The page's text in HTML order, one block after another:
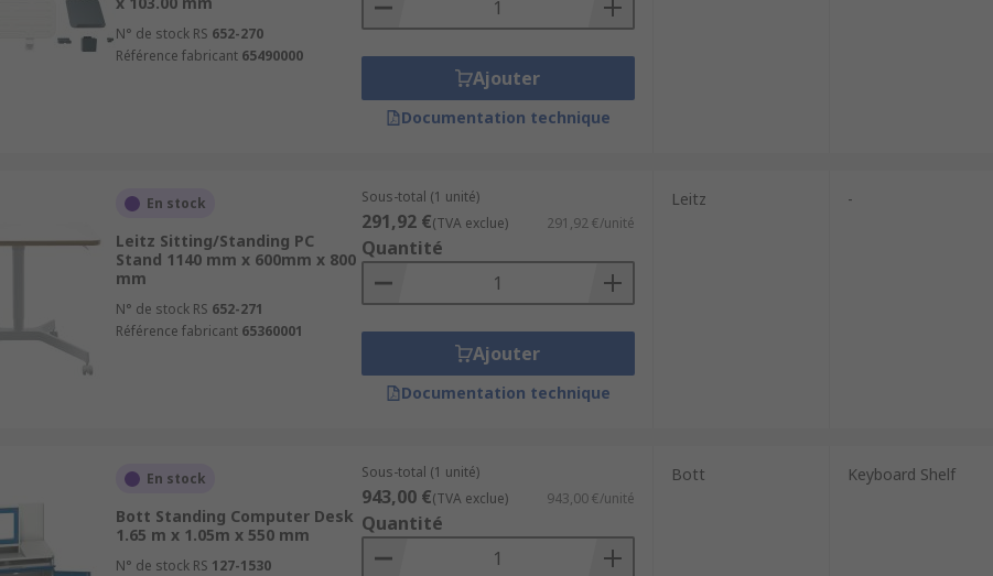
N° de stock RS 652-270
Référence fabricant 65490000
Ajouter
Documentation technique
En stock
Leitz Sitting/Standing PC
Stand 1140 mm x 600mm x 800
mm
N° de stock RS 652-271
Référence fabricant 65360001
Sous-total (1 unité)
291,92 €(TVA exclue) 291,92 €/unité
Quantité
Ajouter
Documentation technique
Leitz -
En stock
Bott Standing Computer Desk
1.65 m x 1.05m x 550 mm
N° de stock RS 127-1530
Sous-total (1 unité)
943,00 €(TVA exclue) 943,00 €/unité
Quantité
Bott Keyboard Shelf